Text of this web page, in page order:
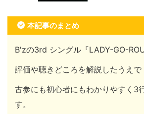
本記事のまとめ
B'zの3rd シングル『LADY-GO-
評価や聴きどころを解説したうえで
古参にも初心者にもわかりやすく3
す。